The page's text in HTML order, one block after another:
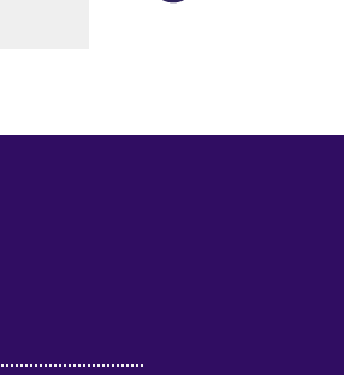
Русский